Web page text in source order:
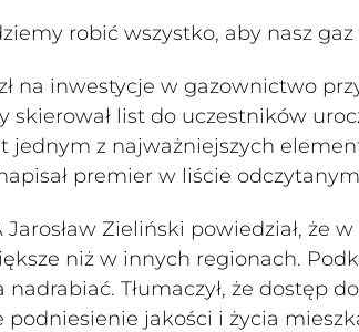
robić wszystko, aby nasz
na inwestycje w gazownictwo
skierował list do uczestników
jednym z najważniejszych
premier w liście
Jarosław Zieliński powiedział, że
niż w innych regionach.
Tłumaczył, że dostęp
podniesienie jakości i życia